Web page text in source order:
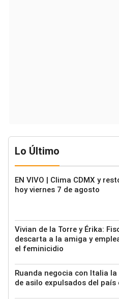
Lo Último
EN VIVO | Clima CDMX y
hoy viernes 7 de agosto
Vivian de la Torre y Érika:
descarta a la amiga y
el feminicidio
Ruanda negocia con Italia
de asilo expulsados del país